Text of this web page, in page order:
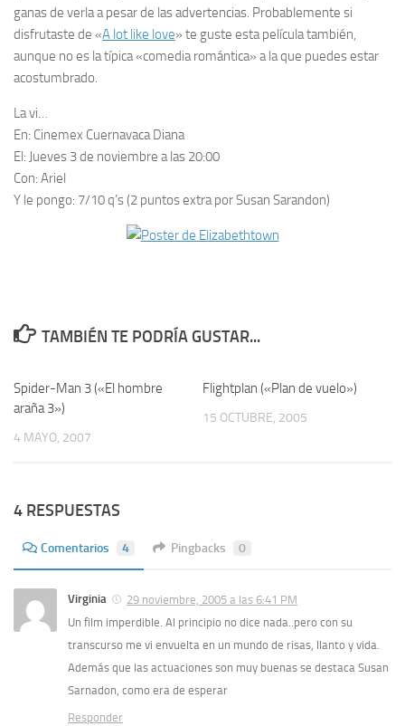
ganas de verla a pesar de las advertencias. Probablemente si
disfrutaste de «A lot like love» te guste esta película también,
aunque no es la típica «comedia romántica» a la que puedes estar
acostumbrado.
La vi…
En: Cinemex Cuernavaca Diana
El: Jueves 3 de noviembre a las 20:00
Con: Ariel
Y le pongo: 7/10 q’s (2 puntos extra por Susan Sarandon)
TAMBIÉN TE PODRÍA GUSTAR...
Spider-Man 3 («El hombre
araña 3»)
4 MAYO, 2007
Flightplan («Plan de vuelo»)
15 OCTUBRE, 2005
4 RESPUESTAS
Comentarios 4 Pingbacks 0
Virginia
29 noviembre, 2005 a las 6:41 PM
Un film imperdible. Al principio no dice nada..pero con su
transcurso me vi envuelta en un mundo de risas, llanto y vida.
Además que las actuaciones son muy buenas se destaca Susan
Sarnadon, como era de esperar
Responder